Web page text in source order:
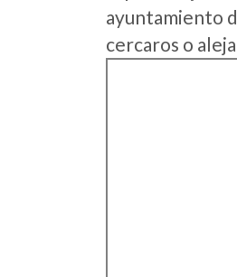
ayuntamiento
cercaros o